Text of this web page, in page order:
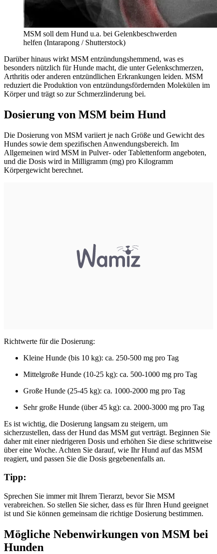
MSM soll dem Hund u.a. bei Gelenkbeschwerden
helfen (Intarapong / Shutterstock)
Darüber hinaus wirkt MSM entzündungshemmend, was es
besonders nützlich für Hunde macht, die unter Gelenkschmerzen,
Arthritis oder anderen entzündlichen Erkrankungen leiden. MSM
reduziert die Produktion von entzündungsfördernden Molekülen im
Körper und trägt so zur Schmerzlinderung bei.
Dosierung von MSM beim Hund
Die Dosierung von MSM variiert je nach Größe und Gewicht des
Hundes sowie dem spezifischen Anwendungsbereich. Im
Allgemeinen wird MSM in Pulver- oder Tablettenform angeboten,
und die Dosis wird in Milligramm (mg) pro Kilogramm
Körpergewicht berechnet.
Richtwerte für die Dosierung:
Kleine Hunde (bis 10 kg): ca. 250-500 mg pro Tag
Mittelgroße Hunde (10-25 kg): ca. 500-1000 mg pro Tag
Große Hunde (25-45 kg): ca. 1000-2000 mg pro Tag
Sehr große Hunde (über 45 kg): ca. 2000-3000 mg pro Tag
Es ist wichtig, die Dosierung langsam zu steigern, um
sicherzustellen, dass der Hund das MSM gut verträgt. Beginnen Sie
daher mit einer niedrigeren Dosis und erhöhen Sie diese schrittweise
über eine Woche. Achten Sie darauf, wie Ihr Hund auf das MSM
reagiert, und passen Sie die Dosis gegebenenfalls an.
Tipp:
Sprechen Sie immer mit Ihrem Tierarzt, bevor Sie MSM
verabreichen. So stellen Sie sicher, dass es für Ihren Hund geeignet
ist und Sie können gemeinsam die richtige Dosierung bestimmen.
Mögliche Nebenwirkungen von MSM bei
Hunden